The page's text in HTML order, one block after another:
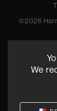
©2026
We